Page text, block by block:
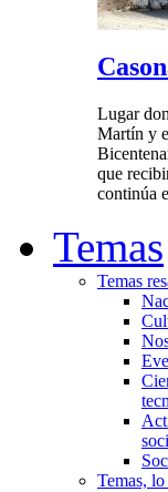
Lugar
Martín y
que
continúa
Temas
Temas
Temas, lo